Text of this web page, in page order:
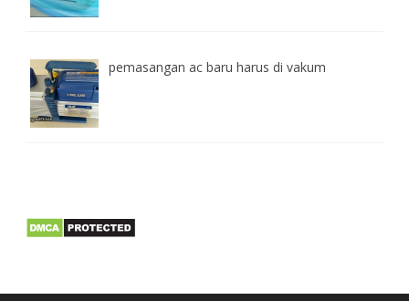
pemasangan ac baru harus di vakum